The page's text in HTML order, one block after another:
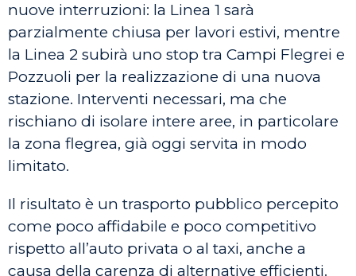
nuove interruzioni: la Linea 1 sarà
parzialmente chiusa per lavori estivi, mentre
la Linea 2 subirà uno stop tra Campi Flegrei e
Pozzuoli per la realizzazione di una nuova
stazione. Interventi necessari, ma che
rischiano di isolare intere aree, in particolare
la zona flegrea, già oggi servita in modo
limitato.
Il risultato è un trasporto pubblico percepito
come poco affidabile e poco competitivo
rispetto all’auto privata o al taxi, anche a
causa della carenza di alternative efficienti.